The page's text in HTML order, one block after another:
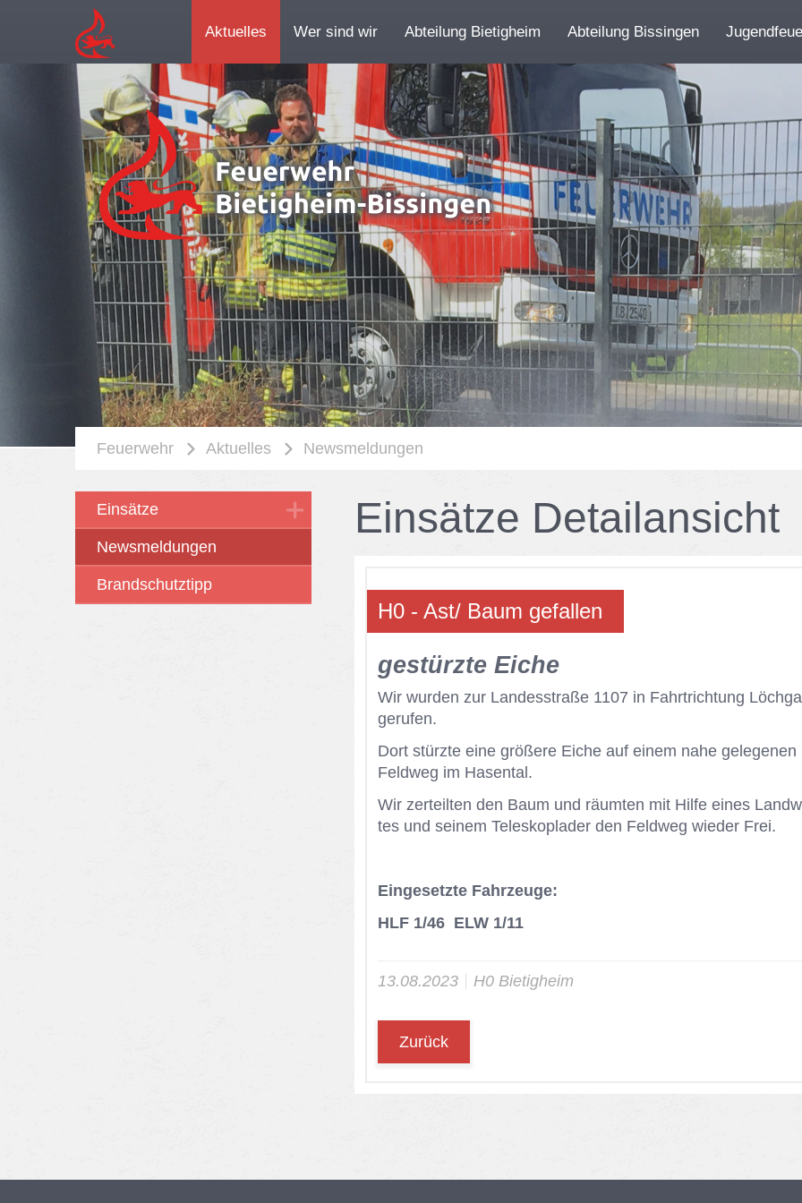
Aktuelles Wer sind wir Abteilung Bietigheim Abteilung Bissingen
Feuerwehr Aktuelles Newsmeldungen
Einsätze
Newsmeldungen
Brandschutztipp
Ein­sät­ze De­tail­an­sicht
H0 - Ast/ Baum ge­fal­len
ge­stürz­te Ei­che
Wir wur­den zur Lan­des­stra­ße 1107 in Fahrt­rich­tung
ge­ru­fen.
Dort stürz­te eine grö­ße­re Ei­che auf ei­nem nahe ge­le­ge­nen
Feld­weg im Ha­sen­tal.
Wir zer­teil­ten den Baum und räum­ten mit Hil­fe ei­nes
tes und sei­nem Te­le­sko­p­la­der den Feld­weg wie­der Frei.
Eingesetzte Fahrzeuge:
HLF 1/46 ELW 1/11
13.08.2023 H0 Bie­tig­heim
Zurück